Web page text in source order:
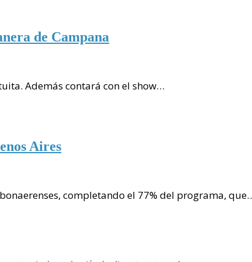
de Campana
Además contará con el show…
Aires
completando el 77% del programa,